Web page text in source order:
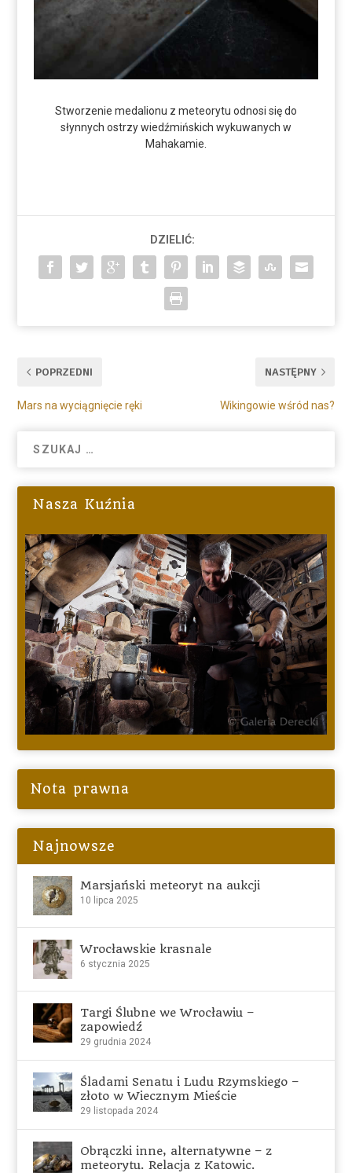
Stworzenie medalionu z meteorytu odnosi się do
słynnych ostrzy wiedźmińskich wykuwanych w
Mahakamie.
DZIELIĆ:
POPRZEDNI
Mars na wyciągnięcie ręki
NASTĘPNY
Wikingowie wśród nas?
Nasza Kuźnia
Nota prawna
Najnowsze
Marsjański meteoryt na aukcji
10 lipca 2025
Wrocławskie krasnale
6 stycznia 2025
Targi Ślubne we Wrocławiu –
zapowiedź
29 grudnia 2024
Śladami Senatu i Ludu Rzymskiego –
złoto w Wiecznym Mieście
29 listopada 2024
Obrączki inne, alternatywne – z
meteorytu. Relacja z Katowic.